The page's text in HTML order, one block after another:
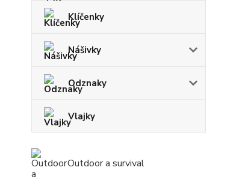
Klíčenky
Nášivky
Odznaky
Vlajky
Outdoor a survival